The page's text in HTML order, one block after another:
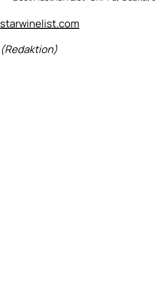
starwinelist.com
(Redaktion)